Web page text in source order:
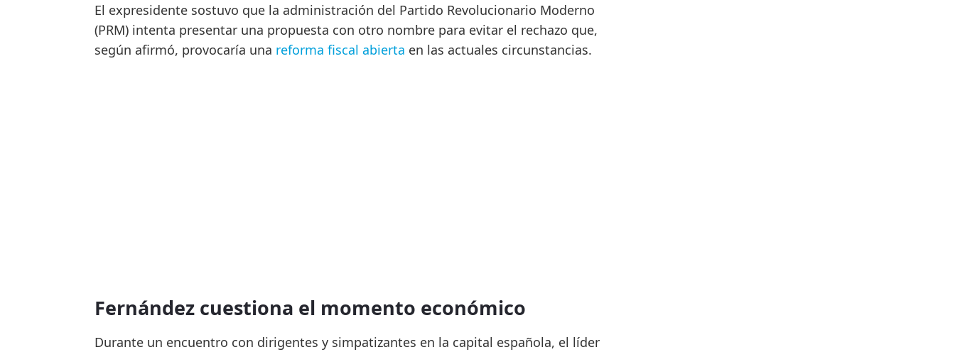
El expresidente sostuvo que la administración del Partido Revolucionario Moderno
(PRM) intenta presentar una propuesta con otro nombre para evitar el rechazo que,
según afirmó, provocaría una reforma fiscal abierta en las actuales circunstancias.
Fernández cuestiona el momento económico
Durante un encuentro con dirigentes y simpatizantes en la capital española, el líder